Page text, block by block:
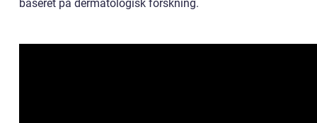
baseret på dermatologisk forskning.